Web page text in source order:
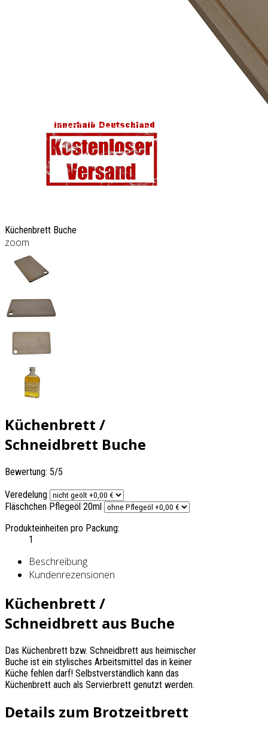
Küchenbrett Buche
zoom
Küchenbrett /
Schneidbrett Buche
Bewertung: 5/5
Veredelung
Fläschchen Pflegeöl 20ml
Produkteinheiten pro Packung:
1
Beschreibung
Kundenrezensionen
Küchenbrett /
Schneidbrett aus Buche
Das Küchenbrett bzw. Schneidbrett aus heimischer
Buche ist ein stylisches Arbeitsmittel das in keiner
Küche fehlen darf! Selbstverständlich kann das
Küchenbrett auch als Servierbrett genutzt werden.
Details zum Brotzeitbrett